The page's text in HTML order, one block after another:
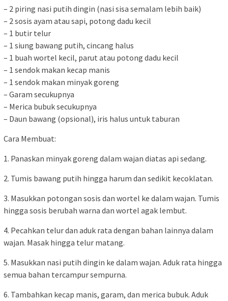
– 2 piring nasi putih dingin (nasi sisa semalam lebih baik)
– 2 sosis ayam atau sapi, potong dadu kecil
– 1 butir telur
– 1 siung bawang putih, cincang halus
– 1 buah wortel kecil, parut atau potong dadu kecil
– 1 sendok makan kecap manis
– 1 sendok makan minyak goreng
– Garam secukupnya
– Merica bubuk secukupnya
– Daun bawang (opsional), iris halus untuk taburan
Cara Membuat:
1. Panaskan minyak goreng dalam wajan diatas api sedang.
2. Tumis bawang putih hingga harum dan sedikit kecoklatan.
3. Masukkan potongan sosis dan wortel ke dalam wajan. Tumis
hingga sosis berubah warna dan wortel agak lembut.
4. Pecahkan telur dan aduk rata dengan bahan lainnya dalam
wajan. Masak hingga telur matang.
5. Masukkan nasi putih dingin ke dalam wajan. Aduk rata hingga
semua bahan tercampur sempurna.
6. Tambahkan kecap manis, garam, dan merica bubuk. Aduk